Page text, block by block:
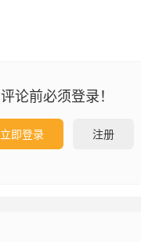
评论前必须登录！
立即登录 注册